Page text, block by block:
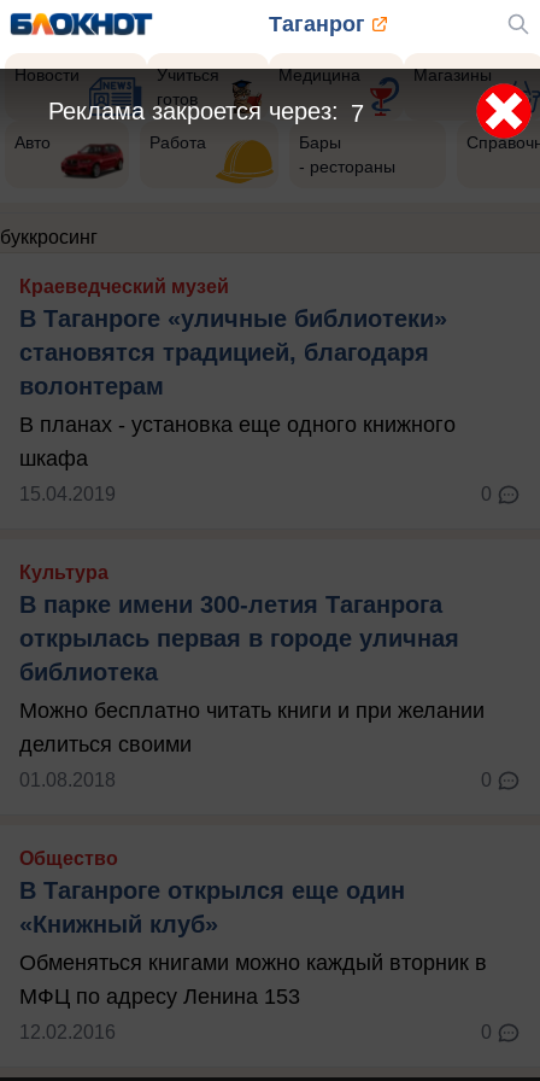
Таганрог
Новости
Учиться
готов
Медицина Магазины
Авто Работа
Бары
- рестораны
буккросинг
Краеведческий музей
В Таганроге «уличные библиотеки»
становятся традицией, благодаря
волонтерам
В планах - установка еще одного книжного
шкафа
15.04.2019 0
Культура
В парке имени 300-летия Таганрога
открылась первая в городе уличная
библиотека
Можно бесплатно читать книги и при желании
делиться своими
01.08.2018 0
Общество
В Таганроге открылся еще один
«Книжный клуб»
Обменяться книгами можно каждый вторник в
МФЦ по адресу Ленина 153
12.02.2016 0
7
Реклама закроется через: